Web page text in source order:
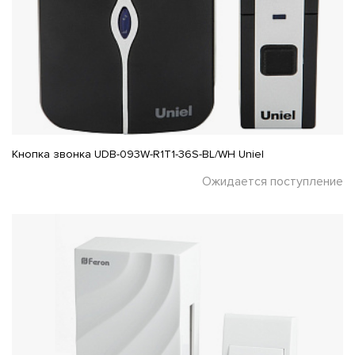
Кнопка звонка UDB-093W-R1T1-36S-BL/WH Uniel
Ожидается поступление